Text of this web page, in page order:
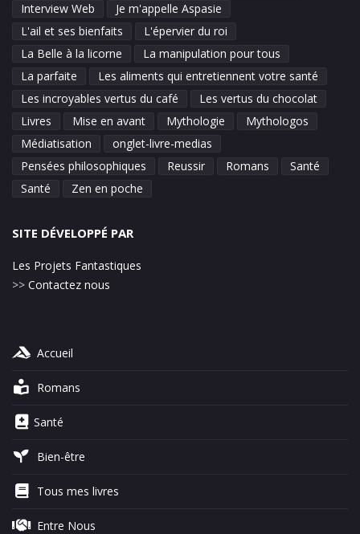
Interview Web
Je m'appelle Aspasie
L'ail et ses bienfaits
L'épervier du roi
La Belle à la licorne
La manipulation pour tous
La parfaite
Les aliments qui entretiennent votre santé
Les incroyables vertus du café
Les vertus du chocolat
Livres
Mise en avant Mythologie
Mythologos
Médiatisation
onglet-livre-medias
Pensées philosophiques
Reussir Romans
Santé
Santé
Zen en poche
SITE DÉVELOPPÉ PAR
Les Projets Fantastiques
>> Contactez nous
Accueil
Romans
Santé
Bien-être
Tous mes livres
Entre Nous